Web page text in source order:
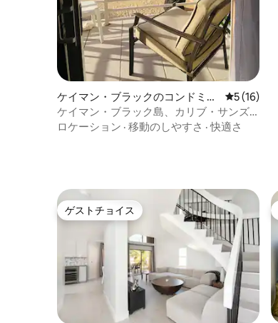
ケイマン・ブラックのコンドミニ
アム
レビュー
5 (16)
ケイマン・ブラック島、カリブ・サンズ
221 - 「スタンブル・イン」
ロケーション · 移動のしやすさ ·快適さ
ゲストチョイス
ゲストチョイス